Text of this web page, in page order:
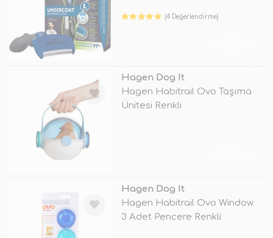
(4 Değerlendirme)
Hagen Dog It
Hagen Habitrail Ovo Taşıma
Ünitesi Renkli
Hagen Dog It
Hagen Habitrail Ovo Window
3 Adet Pencere Renkli